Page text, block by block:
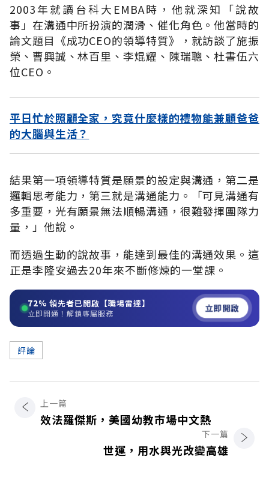
2003年就讀台科大EMBA時，他就深知「說故
事」在溝通中所扮演的潤滑、催化角色。他當時的
論文題目《成功CEO的領導特質》，就訪談了施振
榮、曹興誠、林百里、李焜耀、陳瑞聰、杜書伍六
位CEO。
平日忙於照顧全家，究竟什麼樣的禮物能兼顧爸爸
的大腦與生活？
結果第一項領導特質是願景的設定與溝通，第二是
邏輯思考能力，第三就是溝通能力。「可見溝通有
多重要，光有願景無法順暢溝通，很難發揮團隊力
量，」他說。
而透過生動的說故事，能達到最佳的溝通效果。這
正是李隆安過去20年來不斷修煉的一堂課。
72% 領先者已開啟【職場雷達】
立即開通！解鎖專屬服務 立即開啟
評論
上一篇
效法羅傑斯，美國幼教市場中文熱
下一篇
世運，用水與光改變高雄